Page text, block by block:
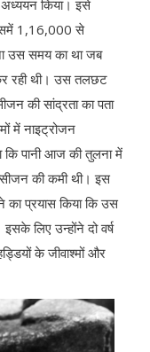
किया। इसे
इसमें 1,16,000 से
उस समय का था जब
रही थी। उस तलछट
की सांद्रता का पता
में नाइट्रोजन
कि पानी आज की तुलना में
की कमी थी। इस
का प्रयास किया कि उस
लिए उन्होंने दो वर्ष
के जीवाश्मों और